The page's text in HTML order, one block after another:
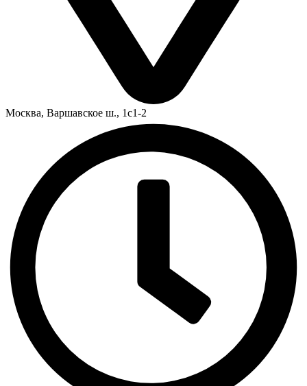
Москва, Варшавское ш., 1с1-2